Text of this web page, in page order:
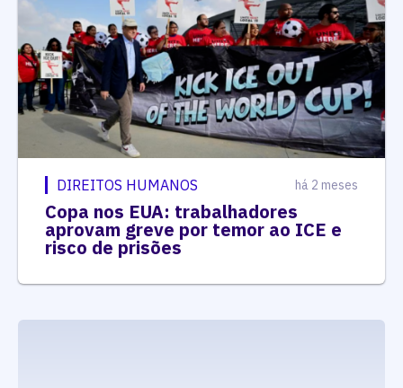
DIREITOS HUMANOS há 2 meses
Copa nos EUA: trabalhadores
aprovam greve por temor ao ICE e
risco de prisões